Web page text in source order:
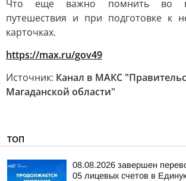
Что еще важно помнить во
путешествия и при подготовке к
карточках.
https://max.ru/gov49
Источник: Канал в МАКС
Магаданской области"
ТОП
08.08.2026 завершен
05 лицевых счетов в